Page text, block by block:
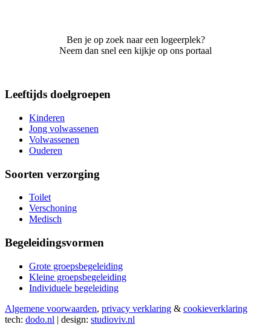
Ben je op zoek naar een logeerplek?
Neem dan snel een kijkje op ons portaal
Leeftijds doelgroepen
Kinderen
Jong volwassenen
Volwassenen
Ouderen
Soorten verzorging
Toilet
Verschoning
Medisch
Begeleidingsvormen
Grote groepsbegeleiding
Kleine groepsbegeleiding
Individuele begeleiding
Algemene voorwaarden, privacy verklaring & cookieverklaring
tech: dodo.nl | design: studioviv.nl